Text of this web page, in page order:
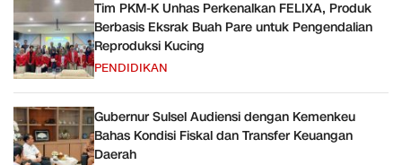
Tim PKM-K Unhas Perkenalkan FELIXA, Produk
Berbasis Eksrak Buah Pare untuk Pengendalian
Reproduksi Kucing
PENDIDIKAN
Gubernur Sulsel Audiensi dengan Kemenkeu
Bahas Kondisi Fiskal dan Transfer Keuangan
Daerah